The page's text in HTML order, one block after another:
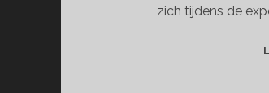
zich tijdens de